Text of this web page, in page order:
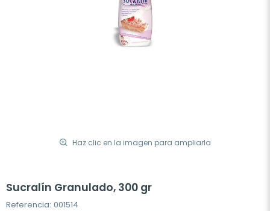
Haz clic en la imagen para ampliarla
Sucralín Granulado, 300 gr
Referencia: 001514